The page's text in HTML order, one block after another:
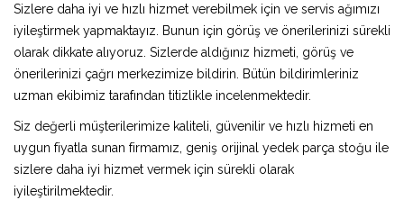
Sizlere daha iyi ve hızlı hizmet verebilmek için ve servis ağımızı
iyileştirmek yapmaktayız. Bunun için görüş ve önerilerinizi sürekli
olarak dikkate alıyoruz. Sizlerde aldığınız hizmeti, görüş ve
önerilerinizi çağrı merkezimize bildirin. Bütün bildirimleriniz
uzman ekibimiz tarafından titizlikle incelenmektedir.
Siz değerli müşterilerimize kaliteli, güvenilir ve hızlı hizmeti en
uygun fiyatla sunan firmamız, geniş orijinal yedek parça stoğu ile
sizlere daha iyi hizmet vermek için sürekli olarak
iyileştirilmektedir.